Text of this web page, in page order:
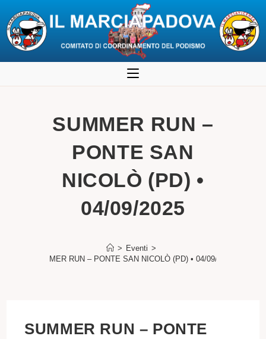
al
SUMMER RUN –
PONTE SAN
NICOLÒ (PD) •
04/09/2025
> Eventi >
SUMMER RUN – PONTE SAN NICOLÒ (PD) • 04/09/2025
SUMMER RUN – PONTE